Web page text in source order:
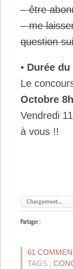
– être
– me
question
• Durée
Le
Octobre
Vendredi
à vous !!
61
TAGS :